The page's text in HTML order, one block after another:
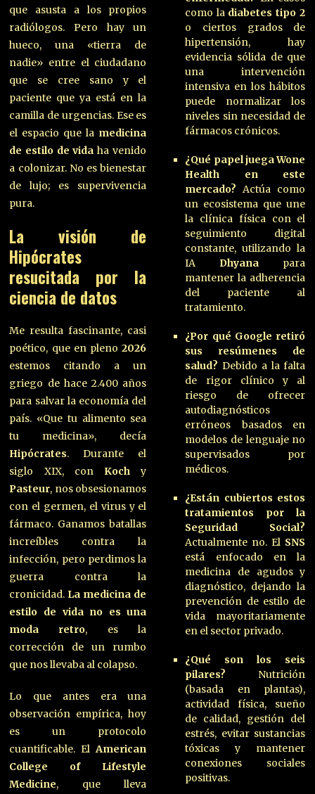
que asusta a los propios
radiólogos. Pero hay un
hueco, una «tierra de
nadie» entre el ciudadano
que se cree sano y el
paciente que ya está en la
camilla de urgencias. Ese es
el espacio que la medicina
de estilo de vida ha venido
a colonizar. No es bienestar
de lujo; es supervivencia
pura.
La visión de
Hipócrates
resucitada por la
ciencia de datos
Me resulta fascinante, casi
poético, que en pleno2026
estemos citando a un
griego de hace 2.400 años
para salvar la economía del
país. «Que tu alimento sea
tu medicina», decía
Hipócrates. Durante el
siglo XIX, con Koch y
Pasteur, nos obsesionamos
con el germen, el virus y el
fármaco. Ganamos batallas
increíbles contra la
infección, pero perdimos la
guerra contra la
cronicidad. La medicina de
estilo de vida no es una
moda retro, es la
corrección de un rumbo
que nos llevaba al colapso.
Lo que antes era una
observación empírica, hoy
es un protocolo
cuantificable. ElAmerican
College of Lifestyle
Medicine, que lleva
como la diabetes tipo 2
o ciertos grados de
hipertensión, hay
evidencia sólida de que
una intervención
intensiva en los hábitos
puede normalizar los
niveles sin necesidad de
fármacos crónicos.
¿Qué papel juega Wone
Health en este
mercado? Actúa como
un ecosistema que une
la clínica física con el
seguimiento digital
constante, utilizando la
IA Dhyana para
mantener la adherencia
del paciente al
tratamiento.
¿Por qué Google retiró
sus resúmenes de
salud? Debido a la falta
de rigor clínico y al
riesgo de ofrecer
autodiagnósticos
erróneos basados en
modelos de lenguaje no
supervisados por
médicos.
¿Están cubiertos estos
tratamientos por la
Seguridad Social?
Actualmente no. El SNS
está enfocado en la
medicina de agudos y
diagnóstico, dejando la
prevención de estilo de
vida mayoritariamente
en el sector privado.
¿Qué son los seis
pilares? Nutrición
(basada en plantas),
actividad física, sueño
de calidad, gestión del
estrés, evitar sustancias
tóxicas y mantener
conexiones sociales
positivas.